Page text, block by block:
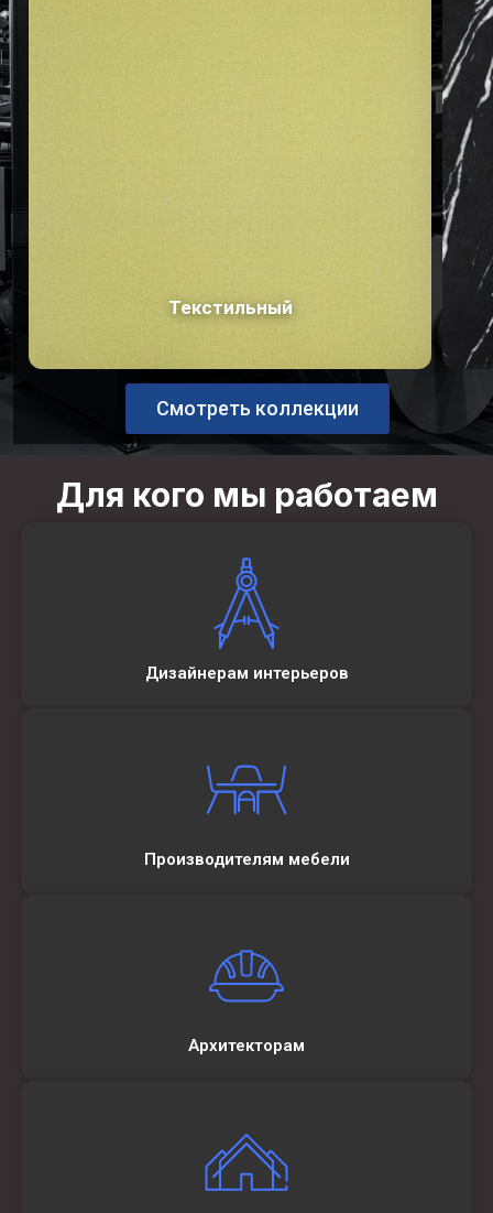
Текстильный
Смотреть коллекции
Для кого мы работаем
Дизайнерам интерьеров
Производителям мебели
Архитекторам